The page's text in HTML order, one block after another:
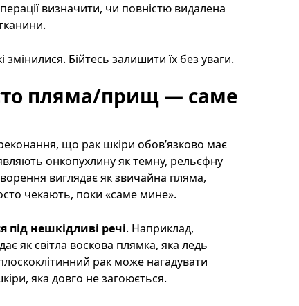
визначити, чи повністю видалена
Бійтесь залишити їх без уваги.
пляма/прищ — саме
що рак шкіри обов’язково має
онкопухлину як темну, рельєфну
виглядає як звичайна пляма,
чекають, поки «саме мине».
нешкідливі речі. Наприклад,
як світла воскова плямка, яка ледь
рак може нагадувати
яка довго не загоюється.